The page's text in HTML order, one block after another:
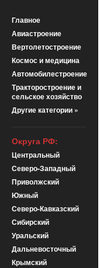
Главное
Авиастроение
Вертолетостроение
Космос и медицина
Автомобилестроение
Тракторостроение и
сельское хозяйство
Другие категории »
Округа РФ:
Центральный
Северо-Западный
Приволжский
Южный
Северо-Кавказский
Сибирский
Уральский
Дальневосточный
Крымский